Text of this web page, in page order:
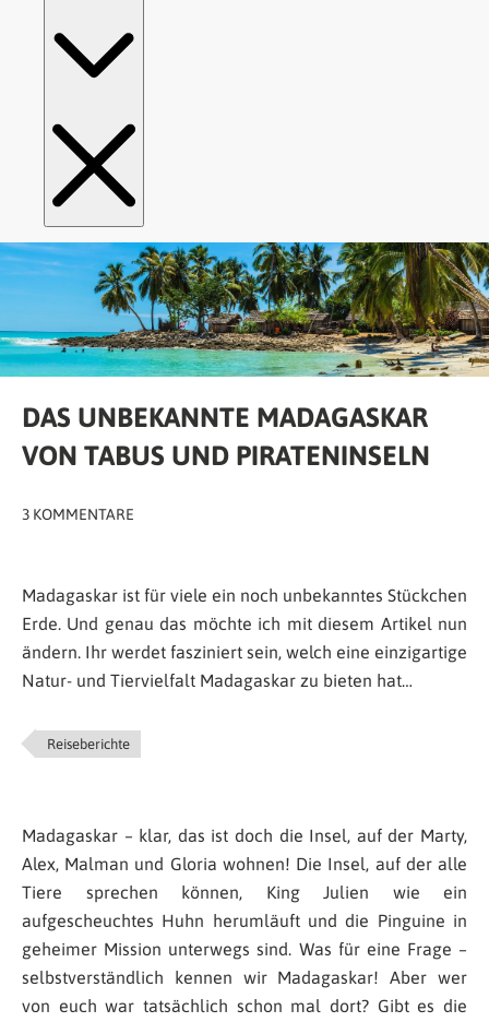
DAS UNBEKANNTE MADAGASKAR
VON TABUS UND PIRATENINSELN
3 KOMMENTARE
Madagaskar ist für viele ein noch unbekanntes Stückchen
Erde. Und genau das möchte ich mit diesem Artikel nun
ändern. Ihr werdet fasziniert sein, welch eine einzigartige
Natur- und Tiervielfalt Madagaskar zu bieten hat…
Reiseberichte
Madagaskar – klar, das ist doch die Insel, auf der Marty,
Alex, Malman und Gloria wohnen! Die Insel, auf der alle
Tiere sprechen können, King Julien wie ein
aufgescheuchtes Huhn herumläuft und die Pinguine in
geheimer Mission unterwegs sind. Was für eine Frage –
selbstverständlich kennen wir Madagaskar! Aber wer
von euch war tatsächlich schon mal dort? Gibt es die